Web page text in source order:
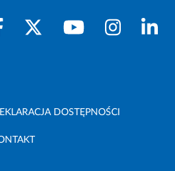
DOSTĘPNOŚCI